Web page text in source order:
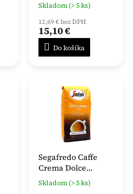
Skladom (> 5 ks)
12,69 € bez DPH
15,10 €
Do košíka
Segafredo Caffe
Crema Dolce
zrnková káva 1kg
Skladom (> 5 ks)